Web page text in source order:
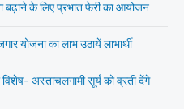
बढ़ाने के लिए प्रभात फेरी का आयोजन
योजना का लाभ उठायें लाभार्थी
विशेष- अस्ताचलगामी सूर्य को व्रती देंगे